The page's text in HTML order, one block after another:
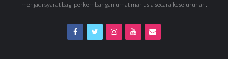
menjadi syarat bagi perkembangan umat manusia secara keseluruhan.